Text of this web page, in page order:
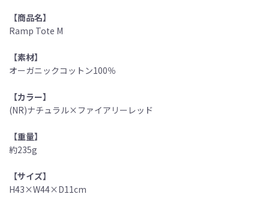
【商品名】
Ramp Tote M
【素材】
オーガニックコットン100％
【カラー】
(NR)ナチュラル×ファイアリーレッド
【重量】
約235g
【サイズ】
H43×W44×D11cm